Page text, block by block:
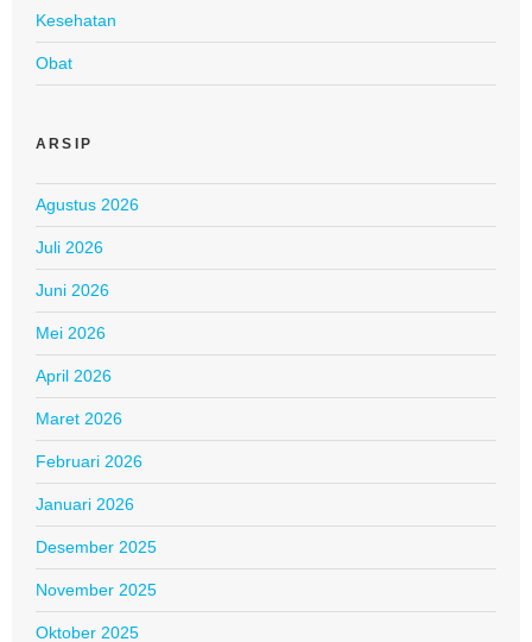
Kesehatan
Obat
ARSIP
Agustus 2026
Juli 2026
Juni 2026
Mei 2026
April 2026
Maret 2026
Februari 2026
Januari 2026
Desember 2025
November 2025
Oktober 2025